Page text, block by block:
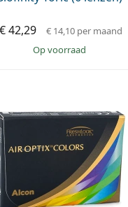
€ 42,29 € 14,10 per maand
op voorraad